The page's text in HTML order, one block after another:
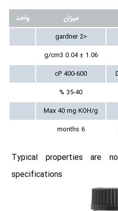
میزان واحد
<2 gardner
1.06 ± 0.04 g/cm3
400-600 cP
35-40 %
Max 40 mg KOH/g
6 months
Typical properties are
specifications